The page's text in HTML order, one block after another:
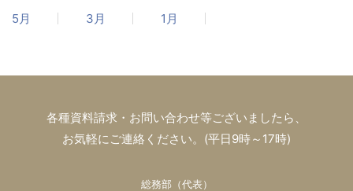
5月
3月 1月
各種資料請求・お問い合わせ等ございましたら、
お気軽にご連絡ください。(平日9時～17時)
総務部（代表）